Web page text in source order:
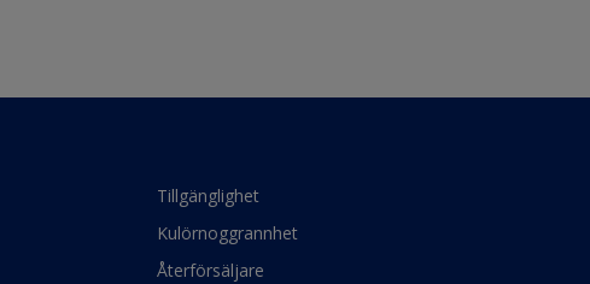
Tillgänglighet
Kulörnoggrannhet
Återförsäljare